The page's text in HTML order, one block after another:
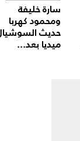
سارة خليفة
ومحمود كهربا
حديث
ميديا بعد...